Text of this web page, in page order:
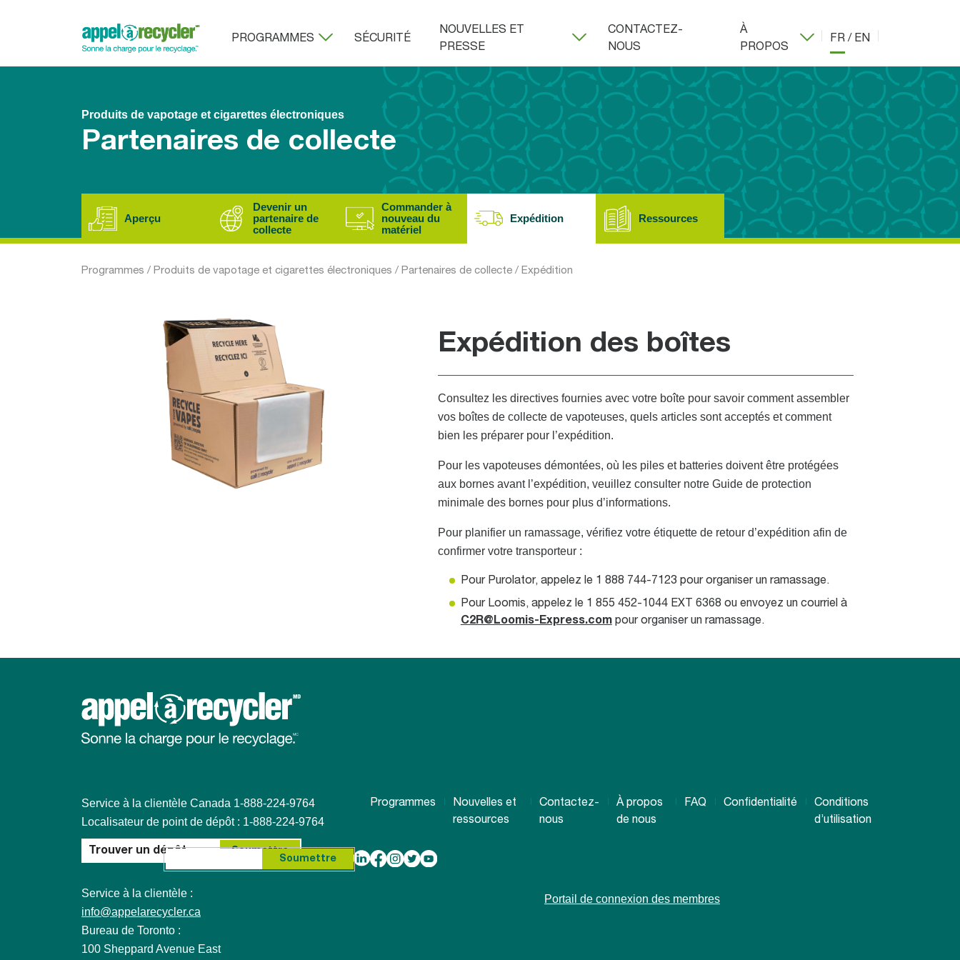
PROGRAMMES SÉCURITÉ
NOUVELLES ET
PRESSE
CONTACTEZ-
NOUS
À
PROPOS
FR / EN
Partenaires de collecte
Produits de vapotage et cigarettes électroniques
Aperçu
Devenir un
partenaire de
collecte
Commander à
nouveau du
matériel
Expédition Ressources
Programmes / Produits de vapotage et cigarettes électroniques / Partenaires de collecte / Expédition
Expédition des boîtes
Consultez les directives fournies avec votre boîte pour savoir comment assembler
vos boîtes de collecte de vapoteuses, quels articles sont acceptés et comment
bien les préparer pour l’expédition.
Pour les vapoteuses démontées, où les piles et batteries doivent être protégées
aux bornes avant l’expédition, veuillez consulter notre Guide de protection
minimale des bornes pour plus d’informations.
Pour planifier un ramassage, vérifiez votre étiquette de retour d’expédition afin de
confirmer votre transporteur :
Pour Purolator, appelez le 1 888 744-7123 pour organiser un ramassage.
Pour Loomis, appelez le 1 855 452-1044 EXT 6368 ou envoyez un courriel à
C2R@Loomis-Express.compour organiser un ramassage.
Service à la clientèle Canada 1-888-224-9764
Localisateur de point de dépôt : 1-888-224-9764
Service à la clientèle :
info@appelarecycler.ca
Bureau de Toronto :
100 Sheppard Avenue East
Programmes
Nouvelles et
ressources
Contactez-
nous
À propos
de nous
FAQ Confidentialité
Conditions
d’utilisation
Search for: Soumettre
Portail de connexion des membres